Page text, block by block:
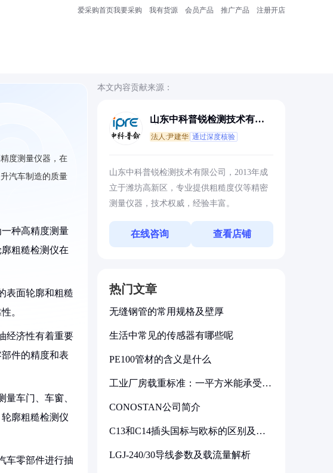
爱采购首页我要采购 我有货源 会员产品 推广产品 注册开店
度测量仪器，在
汽车制造的质量
种高精度测量
粗糙检测仪在
表面轮廓和粗糙
。
经济性有着重要
件的精度和表
车门、车窗、
廓粗糙检测仪
车零部件进行抽
本文内容贡献来源：
山东中科普锐检测技术有限
法人:尹建华 通过深度核验
山东中科普锐检测技术有限公司，2013年成
立于潍坊高新区，专业提供粗糙度仪等精密
测量仪器，技术权威，经验丰富。
在线咨询 查看店铺
热门文章
无缝钢管的常用规格及壁厚
生活中常见的传感器有哪些呢
PE100管材的含义是什么
工业厂房载重标准：一平方米能承受多
CONOSTAN公司简介
C13和C14插头国标与欧标的区别及其
LGJ-240/30导线参数及载流量解析